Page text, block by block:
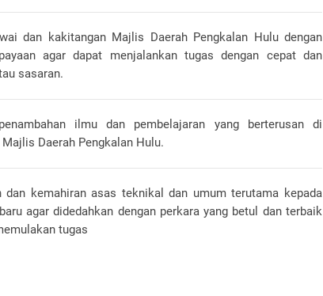
dan kakitangan Majlis Daerah Pengkalan Hulu dengan
agar dapat menjalankan tugas dengan cepat dan
sasaran.
ilmu dan pembelajaran yang berterusan di
Daerah Pengkalan Hulu.
dan kemahiran asas teknikal dan umum terutama kepada
agar didedahkan dengan perkara yang betul dan terbaik
tugas